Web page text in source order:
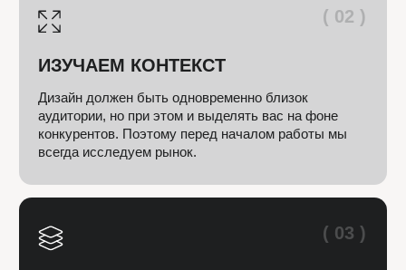
проведем анализ пути клиента
предложим решения для
увеличения продаж
Запишитесь
на бесплатный
аудит бизнеса